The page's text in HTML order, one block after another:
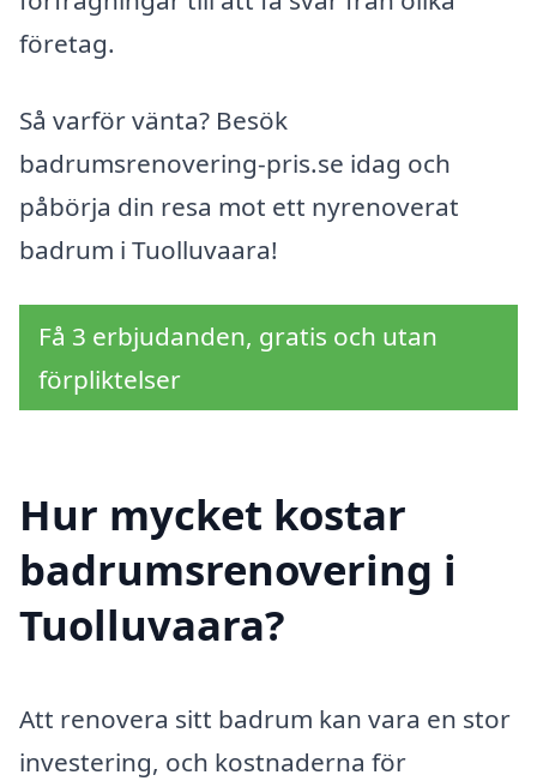
företag.
Så varför vänta? Besök
badrumsrenovering-pris.se idag och
påbörja din resa mot ett nyrenoverat
badrum i Tuolluvaara!
Få 3 erbjudanden, gratis och utan
förpliktelser
Hur mycket kostar
badrumsrenovering i
Tuolluvaara?
Att renovera sitt badrum kan vara en stor
investering, och kostnaderna för